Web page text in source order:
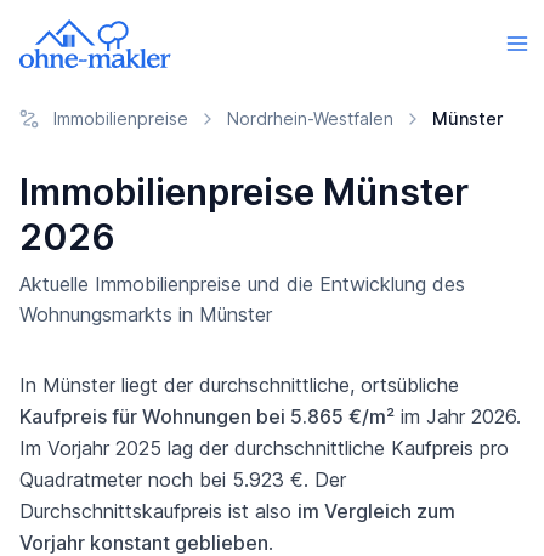
Immobilienpreise Nordrhein-Westfalen Münster
Immobilienpreise Münster
2026
Aktuelle Immobilienpreise und die Entwicklung des
Wohnungsmarkts in Münster
In Münster liegt der durchschnittliche, ortsübliche
Kaufpreis für Wohnungen bei 5.865 €/m² im Jahr 2026.
Im Vorjahr 2025 lag der durchschnittliche Kaufpreis pro
Quadratmeter noch bei 5.923 €. Der
Durchschnittskaufpreis ist also im Vergleich zum
Vorjahr konstant geblieben.